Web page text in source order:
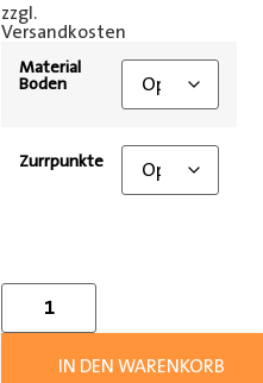
zzgl.
Versandkosten
Material
Boden
Zurrpunkte
IN DEN WARENKORB